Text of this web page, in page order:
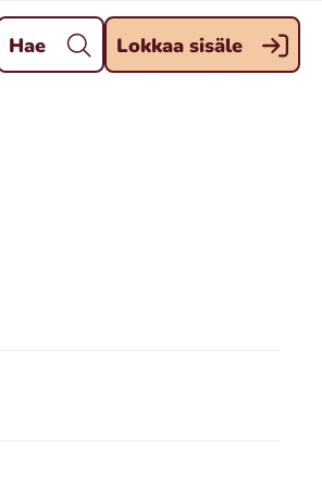
Pane kiini
Hae Lokkaa sisäle